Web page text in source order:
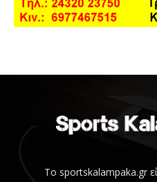
Το sportskalampaka.gr